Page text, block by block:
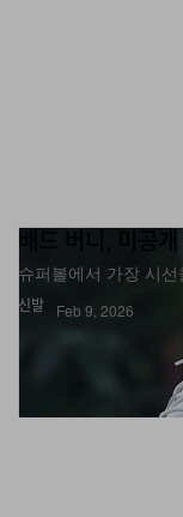
신발
배드 버니, 미공
슈퍼볼에서 가장 시
Feb 9, 2026